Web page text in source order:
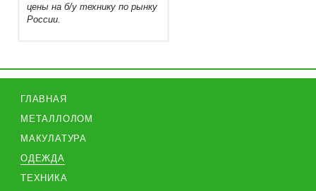
цены на б/у технику по рынку
России.
ГЛАВНАЯ
МЕТАЛЛОЛОМ
МАКУЛАТУРА
ОДЕЖДА
ТЕХНИКА